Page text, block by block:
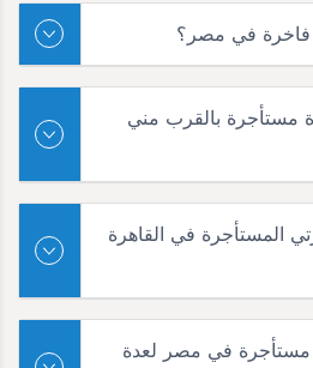
فاخرة في مصر؟
مستأجرة بالقرب مني
المستأجرة في القاهرة
في مصر لعدة